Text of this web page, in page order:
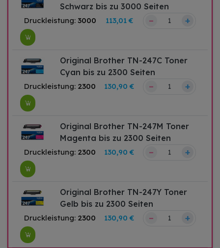
Schwarz bis zu 3000 Seiten
Druckleistung: 3000 113,01 € – +
Original Brother TN-247C Toner
Cyan bis zu 2300 Seiten
Druckleistung: 2300 130,90 € – +
Original Brother TN-247M Toner
Magenta bis zu 2300 Seiten
Druckleistung: 2300 130,90 € – +
Original Brother TN-247Y Toner
Gelb bis zu 2300 Seiten
Druckleistung: 2300 130,90 € – +